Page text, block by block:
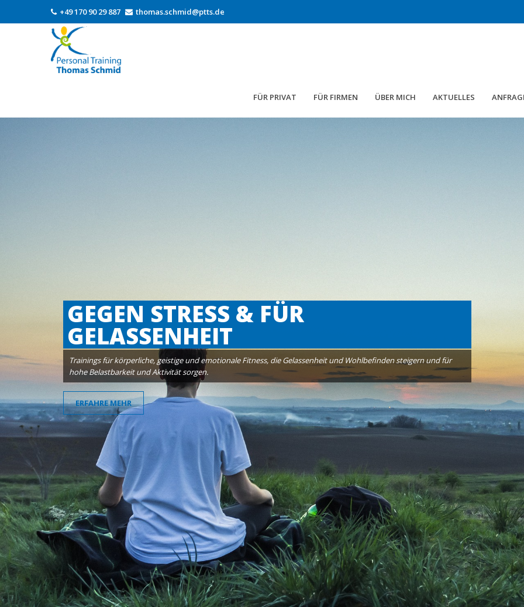
+49 170 90 29 887 thomas.schmid@ptts.de
FÜR PRIVAT FÜR FIRMEN ÜBER MICH AKTUELLES
TEAMENTWICKLUNG &
BELASTBARKEIT STEIGERN
Trainings für Teams, Unternehmen und Firmen. Mehr Motivation, gesteigerte Teamentwicklung, ausgeglichene
Kommunikation und höhere Aktivität. Für mehr Möglichkeiten in Ihrem Team.
ERFAHRE MEHR